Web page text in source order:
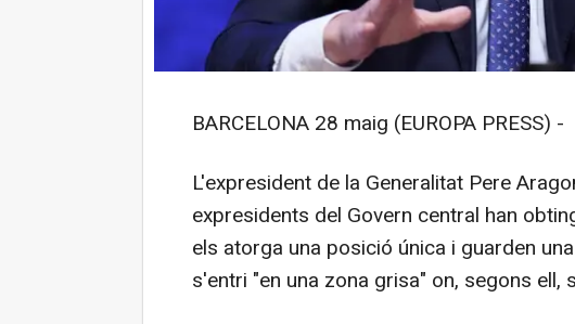
BARCELONA 28 maig (EUROPA PRESS) -
L'expresident de la Generalitat Pere
expresidents del Govern central han
els atorga una posició única i guarden
s'entri "en una zona grisa" on, segons ell,